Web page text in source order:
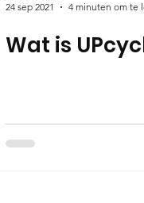
24 sep 2021
4 minuten om te
Wat is